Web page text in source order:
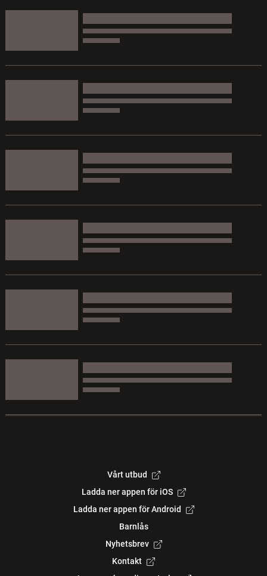
Vårt utbud
Ladda ner appen för iOS
Ladda ner appen för Android
Barnlås
Nyhetsbrev
Kontakt